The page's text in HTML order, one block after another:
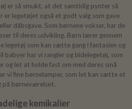
er så smukt, at det samtidig pynter så
legetøjet også et godt valg som gave
dåbsgave. Som børnene vokser, har de
til deres udvikling. Børn lærer gennem
legetøj som kan sætte gang i fantasien og
har vi rangler og bidelegetøj, som
og let at holde fast om med deres små
vi fine børnelamper, som let kan sætte et
på børneværelset.
kemikalier